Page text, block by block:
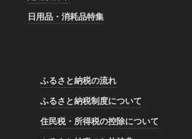
日用品・消耗品特集
ふるさと納税の流れ
ふるさと納税制度について
住民税・所得税の控除について